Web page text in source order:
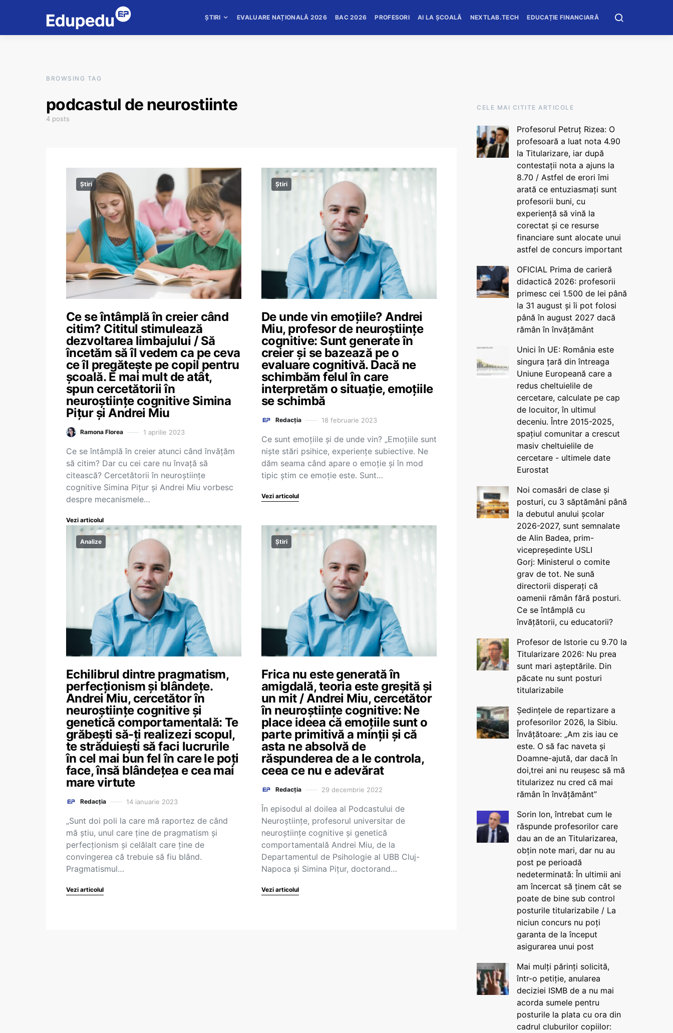
ȘTIRI EVALUARE NAȚIONALĂ 2026 BAC 2026 PROFESORI AI LA ȘCOALĂ NEXTLAB.TECH EDUCAȚIE FINANCIARĂ
BROWSING TAG
podcastul de neurostiinte
4 posts
Știri
Ce se întâmplă în creier când
citim? Cititul stimulează
dezvoltarea limbajului / Să
încetăm să îl vedem ca pe ceva
ce îl pregătește pe copil pentru
școală. E mai mult de atât,
spun cercetătorii în
neuroștiințe cognitive Simina
Pițur și Andrei Miu
Ramona Florea 1 aprilie 2023
Ce se întâmplă în creier atunci când învățăm
să citim? Dar cu cei care nu învață să
citească? Cercetătorii în neuroștiințe
cognitive Simina Pițur și Andrei Miu vorbesc
despre mecanismele…
Vezi articolul
Știri
De unde vin emoțiile? Andrei
Miu, profesor de neuroștiințe
cognitive: Sunt generate în
creier și se bazează pe o
evaluare cognitivă. Dacă ne
schimbăm felul în care
interpretăm o situație, emoțiile
se schimbă
Redacția 18 februarie 2023
Ce sunt emoțiile și de unde vin? „Emoțiile sunt
niște stări psihice, experiențe subiective. Ne
dăm seama când apare o emoție și în mod
tipic știm ce emoție este. Sunt…
Vezi articolul
Analize
Echilibrul dintre pragmatism,
perfecționism și blândețe.
Andrei Miu, cercetător în
neuroștiințe cognitive și
genetică comportamentală: Te
grăbești să-ți realizezi scopul,
te străduiești să faci lucrurile
în cel mai bun fel în care le poți
face, însă blândețea e cea mai
mare virtute
Redacția 14 ianuarie 2023
„Sunt doi poli la care mă raportez de când
mă știu, unul care ține de pragmatism și
perfecționism și celălalt care ține de
convingerea că trebuie să fiu blând.
Pragmatismul…
Vezi articolul
Știri
Frica nu este generată în
amigdală, teoria este greșită și
un mit / Andrei Miu, cercetător
în neuroștiințe cognitive: Ne
place ideea că emoțiile sunt o
parte primitivă a minții și că
asta ne absolvă de
răspunderea de a le controla,
ceea ce nu e adevărat
Redacția 29 decembrie 2022
În episodul al doilea al Podcastului de
Neuroștiințe, profesorul universitar de
neuroștiințe cognitive și genetică
comportamentală Andrei Miu, de la
Departamentul de Psihologie al UBB Cluj-
Napoca și Simina Pițur, doctorand…
Vezi articolul
CELE MAI CITITE ARTICOLE
Profesorul Petruț Rizea: O
profesoară a luat nota 4.90
la Titularizare, iar după
contestații nota a ajuns la
8.70 / Astfel de erori îmi
arată ce entuziasmați sunt
profesorii buni, cu
experiență să vină la
corectat și ce resurse
financiare sunt alocate unui
astfel de concurs important
OFICIAL Prima de carieră
didactică 2026: profesorii
primesc cei 1.500 de lei până
la 31 august și îi pot folosi
până în august 2027 dacă
rămân în învățământ
Unici în UE: România este
singura țară din întreaga
Uniune Europeană care a
redus cheltuielile de
cercetare, calculate pe cap
de locuitor, în ultimul
deceniu. Între 2015-2025,
spațiul comunitar a crescut
masiv cheltuielile de
cercetare - ultimele date
Eurostat
Noi comasări de clase și
posturi, cu 3 săptămâni până
la debutul anului școlar
2026-2027, sunt semnalate
de Alin Badea, prim-
vicepreședinte USLI
Gorj: Ministerul o comite
grav de tot. Ne sună
directorii disperați că
oamenii rămân fără posturi.
Ce se întâmplă cu
învățătorii, cu educatorii?
Profesor de Istorie cu 9.70 la
Titularizare 2026: Nu prea
sunt mari așteptările. Din
păcate nu sunt posturi
titularizabile
Ședințele de repartizare a
profesorilor 2026, la Sibiu.
Învățătoare: „Am zis iau ce
este. O să fac naveta și
Doamne-ajută, dar dacă în
doi,trei ani nu reușesc să mă
titularizez nu cred că mai
rămân în învățământ”
Sorin Ion, întrebat cum le
răspunde profesorilor care
dau an de an Titularizarea,
obțin note mari, dar nu au
post pe perioadă
nedeterminată: În ultimii ani
am încercat să ținem cât se
poate de bine sub control
posturile titularizabile / La
niciun concurs nu poți
garanta de la început
asigurarea unui post
Mai mulți părinți solicită,
într-o petiție, anularea
deciziei ISMB de a nu mai
acorda sumele pentru
posturile la plata cu ora din
cadrul cluburilor copiilor: